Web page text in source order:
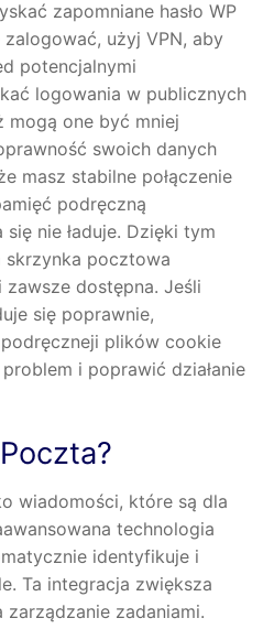
zapomniane hasło WP
użyj VPN, aby
potencjalnymi
logowania w publicznych
mogą one być mniej
swoich danych
masz stabilne połączenie
podręczną
nie ładuje. Dzięki tym
skrzynka pocztowa
dostępna. Jeśli
się poprawnie,
plików cookie
i poprawić działanie
wiadomości, które są dla
technologia
identyfikuje i
Ta integracja zwiększa
zadaniami.